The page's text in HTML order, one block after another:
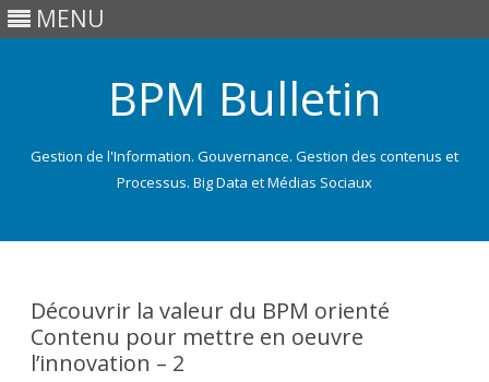
MENU
BPM Bulletin
Gestion de l'Information. Gouvernance. Gestion des contenus et
Processus. Big Data et Médias Sociaux
Découvrir la valeur du BPM orienté
Contenu pour mettre en oeuvre
l’innovation – 2